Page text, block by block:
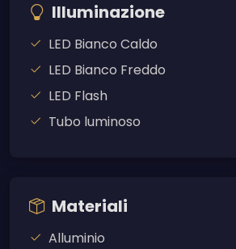
Illuminazione
LED Bianco Caldo
LED Bianco Freddo
LED Flash
Tubo luminoso
Materiali
Alluminio